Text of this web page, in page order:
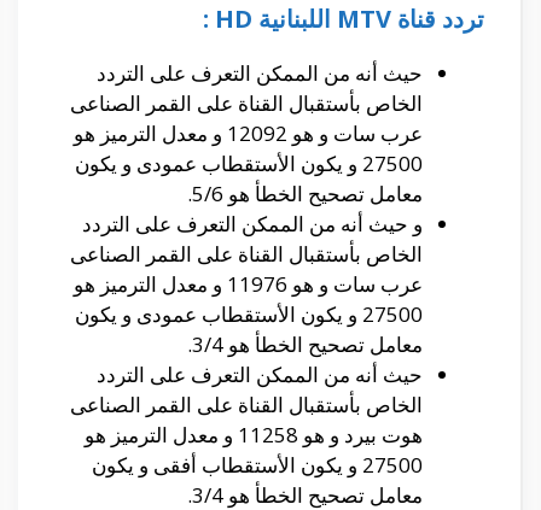
تردد قناة MTV اللبنانية HD :
حيث أنه من الممكن التعرف على التردد
الخاص بأستقبال القناة على القمر الصناعى
عرب سات و هو 12092 و معدل الترميز هو
27500 و يكون الأستقطاب عمودى و يكون
معامل تصحيح الخطأ هو 5/6.
و حيث أنه من الممكن التعرف على التردد
الخاص بأستقبال القناة على القمر الصناعى
عرب سات و هو 11976 و معدل الترميز هو
27500 و يكون الأستقطاب عمودى و يكون
معامل تصحيح الخطأ هو 3/4.
حيث أنه من الممكن التعرف على التردد
الخاص بأستقبال القناة على القمر الصناعى
هوت بيرد و هو 11258 و معدل الترميز هو
27500 و يكون الأستقطاب أفقى و يكون
معامل تصحيح الخطأ هو 3/4.